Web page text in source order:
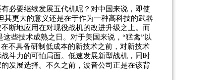
要继续发展五代机呢？对中国来说，即使
更大的意义还是在于作为一种高科技的武器
断地应用在对现役战机的改进升级之上。而
些技术成熟之日。对于美国来说，“猛禽”以
不具备研制低成本的新技术之前，对新技术
斗力的可怕局面。低速发展新型战机，同时
发展选择。不久之前，波音公司正是在该背